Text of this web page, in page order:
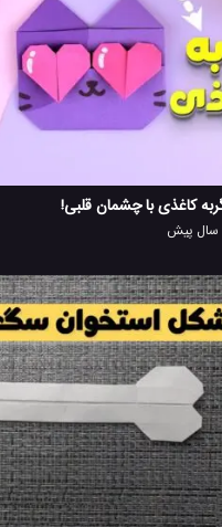
کاغذی با چشمان قلبی!